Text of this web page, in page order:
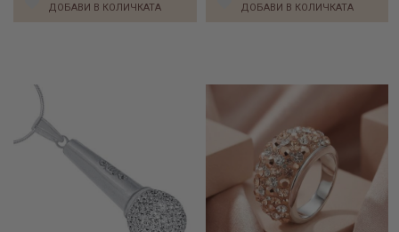
ДОБАВИ В КОЛИЧКАТА ДОБАВИ В КОЛИЧКАТА